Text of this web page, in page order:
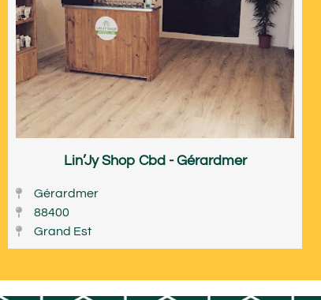
Lin’Jy Shop Cbd - Gérardmer
Gérardmer
88400
Grand Est